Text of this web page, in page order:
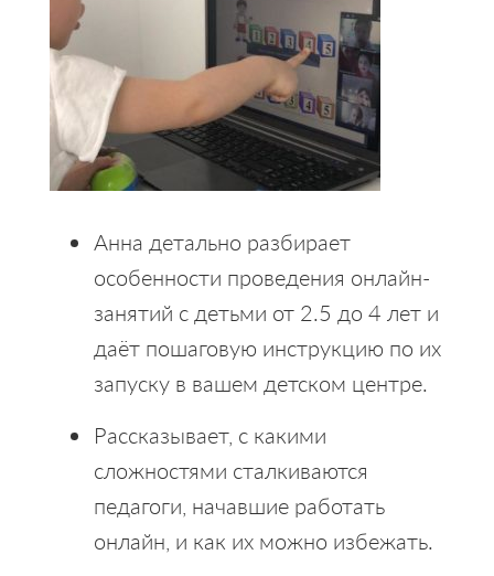
Анна детально разбирает
особенности проведения онлайн-
занятий с детьми от 2.5 до 4 лет и
даёт пошаговую инструкцию по их
запуску в вашем детском центре.
Рассказывает, с какими
сложностями сталкиваются
педагоги, начавшие работать
онлайн, и как их можно избежать.